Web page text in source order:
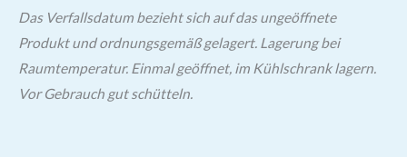
Das Verfallsdatum bezieht sich auf das ungeöffnete
Produkt und ordnungsgemäß gelagert. Lagerung bei
Raumtemperatur. Einmal geöffnet, im Kühlschrank lagern.
Vor Gebrauch gut schütteln.